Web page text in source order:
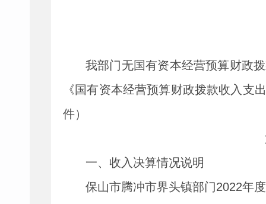
我部门无国有资本经营预算财政
《国有资本经营预算财政拨款收入支
件）
一、收入决算情况说明
保山市腾冲市界头镇部门2022年